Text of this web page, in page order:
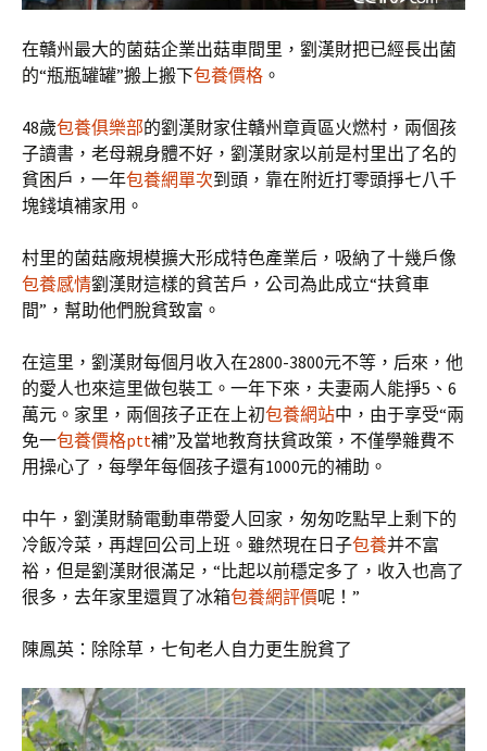
在贛州最大的菌菇企業出菇車間里，劉漢財把已經長出菌
的“瓶瓶罐罐”搬上搬下包養價格 。
48歲包養俱樂部的劉漢財家住贛州章貢區火燃村，兩個孩
子讀書，老母親身體不好，劉漢財家以前是村里出了名的
貧困戶，一年包養網單次到頭，靠在附近打零頭掙七八千
塊錢填補家用。
村里的菌菇廠規模擴大形成特色產業后，吸納了十幾戶像
包養感情劉漢財這樣的貧苦戶，公司為此成立“扶貧車
間”，幫助他們脫貧致富。
在這里，劉漢財每個月收入在2800-3800元不等，后來，他
的愛人也來這里做包裝工。一年下來，夫妻兩人能掙5、6
萬元。家里，兩個孩子正在上初包養網站中，由于享受“兩
免一包養價格ptt補”及當地教育扶貧政策，不僅學雜費不
用操心了，每學年每個孩子還有1000元的補助。
中午，劉漢財騎電動車帶愛人回家，匆匆吃點早上剩下的
冷飯冷菜，再趕回公司上班。雖然現在日子包養并不富
裕，但是劉漢財很滿足，“比起以前穩定多了，收入也高了
很多，去年家里還買了冰箱包養網評價呢！”
陳鳳英：除除草，七旬老人自力更生脫貧了